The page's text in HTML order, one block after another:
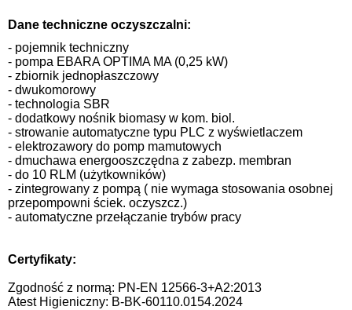
Dane techniczne oczyszczalni:
- pojemnik techniczny
- pompa EBARA OPTIMA MA (0,25 kW)
- zbiornik jednopłaszczowy
- dwukomorowy
- technologia SBR
- dodatkowy nośnik biomasy w kom. biol.
- strowanie automatyczne typu PLC z wyświetlaczem
- elektrozawory do pomp mamutowych
- dmuchawa energooszczędna z zabezp. membran
- do 10 RLM (użytkowników)
- zintegrowany z pompą ( nie wymaga stosowania osobnej
przepompowni ściek. oczyszcz.)
- automatyczne przełączanie trybów pracy
Certyfikaty:
Zgodność z normą: PN-EN 12566-3+A2:2013
Atest Higieniczny: B-BK-60110.0154.2024